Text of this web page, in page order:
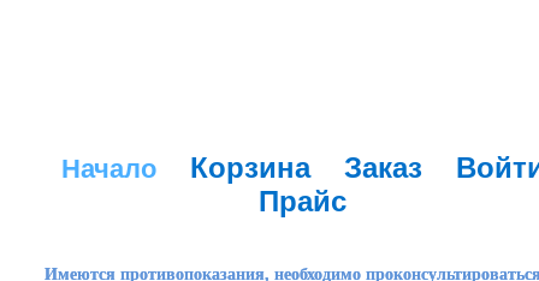
Начало Корзина Заказ
Прайс
Имеются противопоказания, необходимо